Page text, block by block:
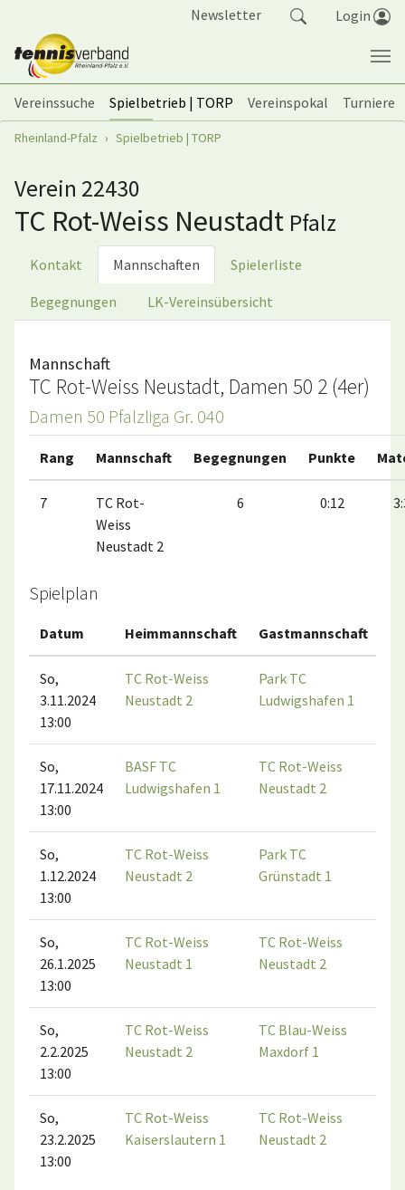
Newsletter Login
Vereinssuche Spielbetrieb | TORP Vereinspokal
Turniere
Sie sind hier:
Rheinland-Pfalz Spielbetrieb | TORP
Verein 22430
TC Rot-Weiss Neustadt Pfalz
Kontakt Mannschaften Spielerliste
Begegnungen LK-Vereinsübersicht
Mannschaft
TC Rot-Weiss Neustadt, Damen 50 2 (4er)
Damen 50 Pfalzliga Gr. 040
Rang Mannschaft Begegnungen Punkte
7
TC Rot-
Weiss
Neustadt 2
6 0:12
Spielplan
Datum Heimmannschaft Gastmannschaft
So,
3.11.2024
13:00
TC Rot-Weiss
Neustadt 2
Park TC
Ludwigshafen 1
So,
17.11.2024
13:00
BASF TC
Ludwigshafen 1
TC Rot-Weiss
Neustadt 2
So,
1.12.2024
13:00
TC Rot-Weiss
Neustadt 2
Park TC
Grünstadt 1
So,
26.1.2025
13:00
TC Rot-Weiss
Neustadt 1
TC Rot-Weiss
Neustadt 2
So,
2.2.2025
13:00
TC Rot-Weiss
Neustadt 2
TC Blau-Weiss
Maxdorf 1
So,
23.2.2025
13:00
TC Rot-Weiss
Kaiserslautern 1
TC Rot-Weiss
Neustadt 2